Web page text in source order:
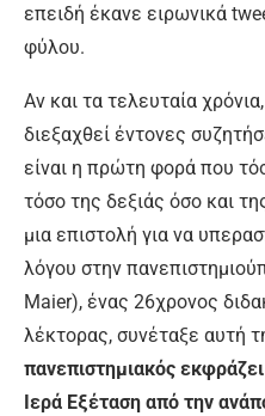
επειδή έκανε ειρωνικά
φύλου.
Αν και τα τελευταία
διεξαχθεί έντονες
είναι η πρώτη φορά που
τόσο της δεξιάς όσο και
μια επιστολή για να
λόγου στην
Maier), ένας 26χρονος
λέκτορας, συνέταξε αυτή
πανεπιστημιακός
Ιερά Εξέταση από την